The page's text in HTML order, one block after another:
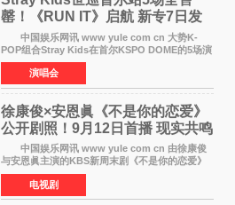
罄！《RUN IT》启航 新专7日发
中国娱乐网讯 www yule com cn 大势K-
POP组合Stray Kids在首尔KSPO DOME的5场演
唱会全部售罄，为新世界巡演拉开序幕。据所属
社JYP娱乐透露，Stray Kids于上月25至26日、
29日及本月1至2日
演唱会
徐康俊×安恩眞《不是你的恋爱》
公开剧照！9月12日首播 现实共鸣
罗曼史来袭
中国娱乐网讯 www yule com cn 由徐康俊
与安恩眞主演的KBS新周末剧《不是你的恋爱》
于近日公开首波剧照，正式定档9月12日首
播。 剧照中，徐康俊与安恩眞并肩而坐，眼
神中流露出复杂而微
电视剧